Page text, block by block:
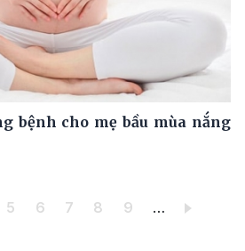
bệnh cho mẹ bầu mùa nắng
Trang
5 Trang
6 Trang
7 Trang
8 Trang
9 …